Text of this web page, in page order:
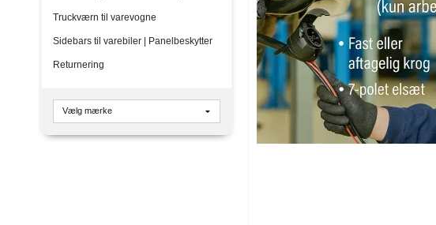
Truckværn til varevogne
Sidebars til varebiler | Panelbeskytter
Returnering